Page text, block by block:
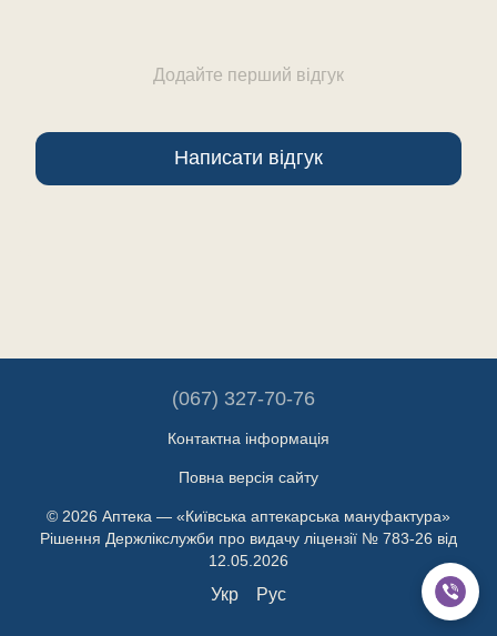
Додайте перший відгук
Написати відгук
(067) 327-70-76
Контактна інформація
Повна версія сайту
© 2026 Аптека — «Київська аптекарська мануфактура»
Рішення Держлікслужби про видачу ліцензії № 783-26 від
12.05.2026
Укр Рус